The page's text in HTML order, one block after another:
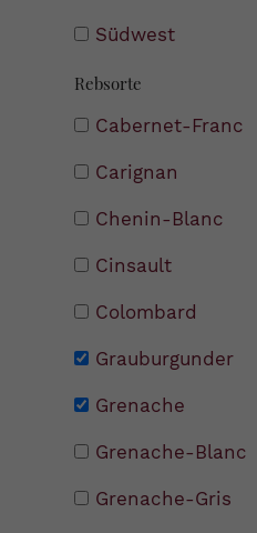
Südwest
Rebsorte
Cabernet-Franc
Carignan
Chenin-Blanc
Cinsault
Colombard
Grauburgunder
Grenache
Grenache-Blanc
Grenache-Gris